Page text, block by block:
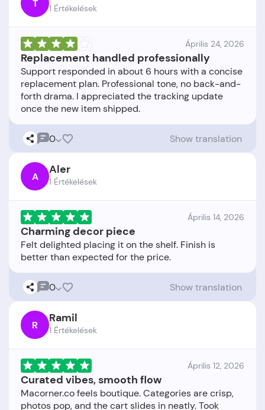
T 1 Értékelések
Április 24, 2026
Replacement handled professionally
Support responded in about 6 hours with a concise
replacement plan. Professional tone, no back-and-
forth drama. I appreciated the tracking update
0 Show translation
A Aler
1 Értékelések
Április 14, 2026
Charming decor piece
Felt delighted placing it on the shelf. Finish is
0 Show translation
R Ramil
1 Értékelések
Április 12, 2026
Curated vibes, smooth flow
Macorner.co feels boutique. Categories are crisp,
photos pop, and the cart slides in neatly. Took